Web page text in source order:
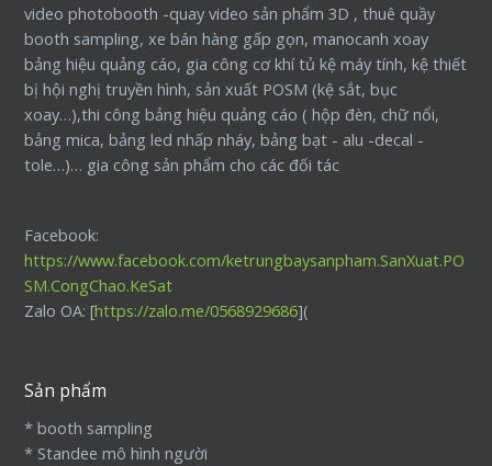
video photobooth -quay video sản phẩm 3D , thuê quầy
booth sampling, xe bán hàng gấp gọn, manocanh xoay
bảng hiệu quảng cáo, gia công cơ khí tủ kệ máy tính, kệ thiết
bị hội nghị truyền hình, sản xuất POSM (kệ sắt, bục
xoay…),thi công bảng hiệu quảng cáo ( hộp đèn, chữ nổi,
bảng mica, bảng led nhấp nháy, bảng bạt - alu -decal -
tole…)… gia công sản phẩm cho các đối tác
Facebook:
https://www.facebook.com/ketrungbaysanpham.SanXuat.PO
SM.CongChao.KeSat
Zalo OA: [https://zalo.me/0568929686](
Sản phẩm
* booth sampling
* Standee mô hình người